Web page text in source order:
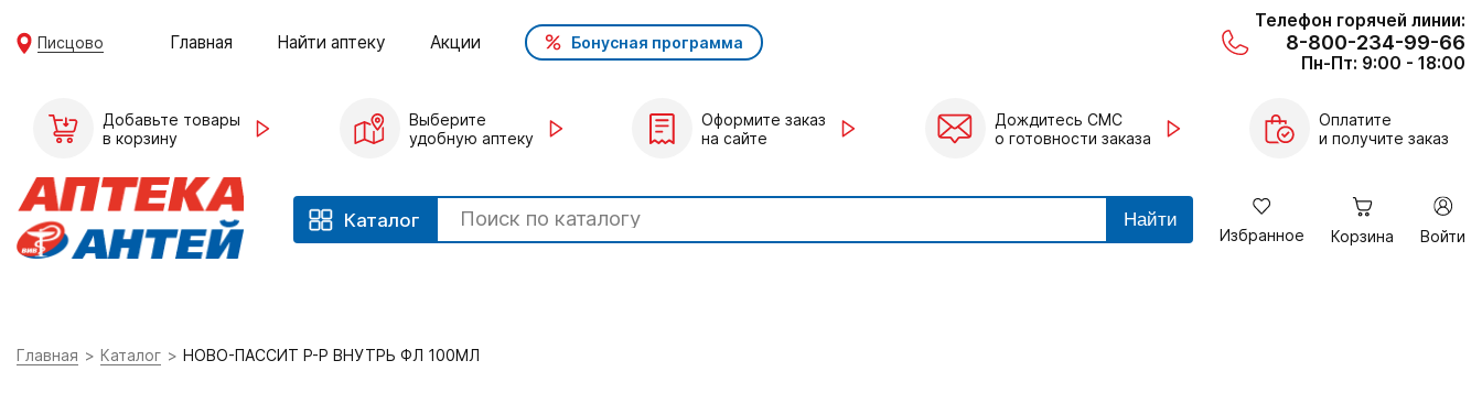
Писцово Главная Найти аптеку Акции Бонусная программа
Телефон горячей линии:
8-800-234-99-66
Пн-Пт: 9:00 - 18:00
Добавьте товары
в корзину
Выберите
удобную аптеку
Оформите заказ
на сайте
Дождитесь СМС
о готовности заказа
Оплатите
и получите заказ
Каталог Найти
Избранное Корзина Войти
Главная Каталог НОВО-ПАССИТ Р-Р ВНУТРЬ ФЛ 100МЛ